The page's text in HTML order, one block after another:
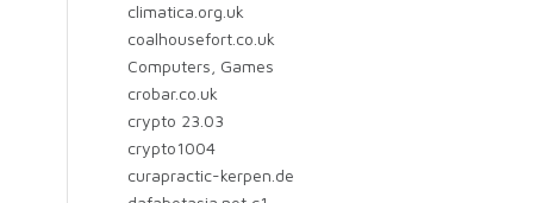
climatica.org.uk
coalhousefort.co.uk
Computers, Games
crobar.co.uk
crypto 23.03
crypto1004
curapractic-kerpen.de